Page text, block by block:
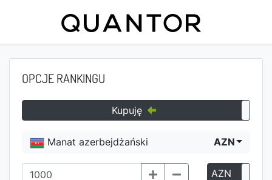
OPCJE RANKINGU
Kupuję
Manat azerbejdżański AZN
AZN